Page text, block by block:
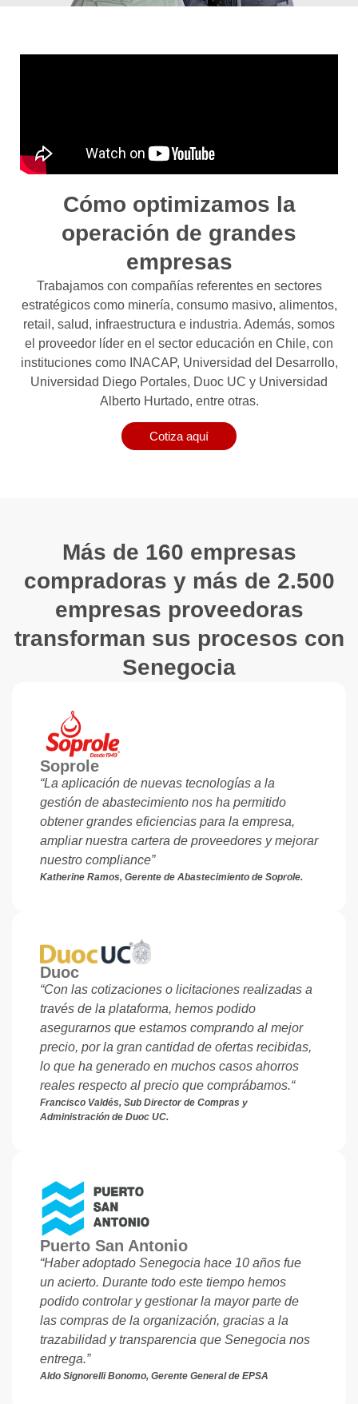
Cómo optimizamos la
operación de grandes
empresas
Trabajamos con compañías referentes en sectores
estratégicos como minería, consumo masivo, alimentos,
retail, salud, infraestructura e industria. Además, somos
el proveedor líder en el sector educación en Chile, con
instituciones como INACAP, Universidad del Desarrollo,
Universidad Diego Portales, Duoc UC y Universidad
Alberto Hurtado, entre otras.
Cotiza aquí
Más de 160 empresas
compradoras y más de 2.500
empresas proveedoras
transforman sus procesos con
Senegocia
Soprole
“La aplicación de nuevas tecnologías a la
gestión de abastecimiento nos ha permitido
obtener grandes eficiencias para la empresa,
ampliar nuestra cartera de proveedores y mejorar
nuestro compliance”
Katherine Ramos, Gerente de Abastecimiento de Soprole.
Duoc
“Con las cotizaciones o licitaciones realizadas a
través de la plataforma, hemos podido
asegurarnos que estamos comprando al mejor
precio, por la gran cantidad de ofertas recibidas,
lo que ha generado en muchos casos ahorros
reales respecto al precio que comprábamos.“
Francisco Valdés, Sub Director de Compras y
Administración de Duoc UC.
Puerto San Antonio
“Haber adoptado Senegocia hace 10 años fue
un acierto. Durante todo este tiempo hemos
podido controlar y gestionar la mayor parte de
las compras de la organización, gracias a la
trazabilidad y transparencia que Senegocia nos
entrega.”
Aldo Signorelli Bonomo, Gerente General de EPSA